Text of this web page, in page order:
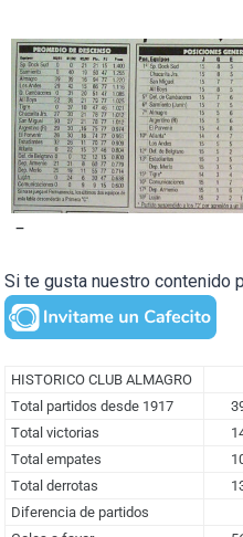
–
Si te gusta nuestro contenido